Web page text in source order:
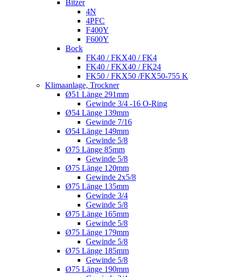
Bitzer
4N
4PFC
F400Y
F600Y
Bock
FK40 / FKX40 / FK4
FK40 / FKX40 / FK24
FK50 / FKX50 /FKX50-755 K
Klimaanlage, Trockner
Ø51 Länge 291mm
Gewinde 3/4 -16 O-Ring
Ø54 Länge 139mm
Gewinde 7/16
Ø54 Länge 149mm
Gewinde 5/8
Ø75 Länge 85mm
Gewinde 5/8
Ø75 Länge 120mm
Gewinde 2x5/8
Ø75 Länge 135mm
Gewinde 3/4
Gewinde 5/8
Ø75 Länge 165mm
Gewinde 5/8
Ø75 Länge 179mm
Gewinde 5/8
Ø75 Länge 185mm
Gewinde 5/8
Ø75 Länge 190mm